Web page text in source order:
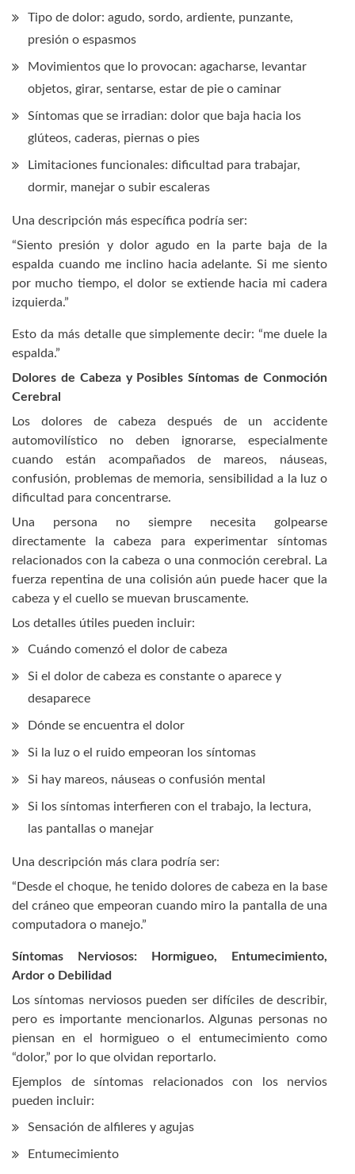
Tipo de dolor: agudo, sordo, ardiente, punzante,
presión o espasmos
Movimientos que lo provocan: agacharse, levantar
objetos, girar, sentarse, estar de pie o caminar
Síntomas que se irradian: dolor que baja hacia los
glúteos, caderas, piernas o pies
Limitaciones funcionales: dificultad para trabajar,
dormir, manejar o subir escaleras
Una descripción más específica podría ser:
“Siento presión y dolor agudo en la parte baja de la
espalda cuando me inclino hacia adelante. Si me siento
por mucho tiempo, el dolor se extiende hacia mi cadera
izquierda.”
Esto da más detalle que simplemente decir: “me duele la
espalda.”
Dolores de Cabeza y Posibles Síntomas de Conmoción
Cerebral
Los dolores de cabeza después de un accidente
automovilístico no deben ignorarse, especialmente
cuando están acompañados de mareos, náuseas,
confusión, problemas de memoria, sensibilidad a la luz o
dificultad para concentrarse.
Una persona no siempre necesita golpearse
directamente la cabeza para experimentar síntomas
relacionados con la cabeza o una conmoción cerebral. La
fuerza repentina de una colisión aún puede hacer que la
cabeza y el cuello se muevan bruscamente.
Los detalles útiles pueden incluir:
Cuándo comenzó el dolor de cabeza
Si el dolor de cabeza es constante o aparece y
desaparece
Dónde se encuentra el dolor
Si la luz o el ruido empeoran los síntomas
Si hay mareos, náuseas o confusión mental
Si los síntomas interfieren con el trabajo, la lectura,
las pantallas o manejar
Una descripción más clara podría ser:
“Desde el choque, he tenido dolores de cabeza en la base
del cráneo que empeoran cuando miro la pantalla de una
computadora o manejo.”
Síntomas Nerviosos: Hormigueo, Entumecimiento,
Ardor o Debilidad
Los síntomas nerviosos pueden ser difíciles de describir,
pero es importante mencionarlos. Algunas personas no
piensan en el hormigueo o el entumecimiento como
“dolor,” por lo que olvidan reportarlo.
Ejemplos de síntomas relacionados con los nervios
pueden incluir:
Sensación de alfileres y agujas
Entumecimiento